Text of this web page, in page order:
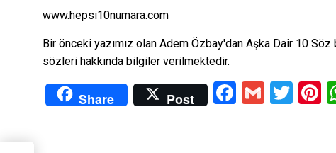
www.hepsi10numara.com
Bir önceki yazımız olan Adem Özbay'dan Aşka Dair 10 Söz
sözleri hakkında bilgiler verilmektedir.
Share Post Facebook
Gmail